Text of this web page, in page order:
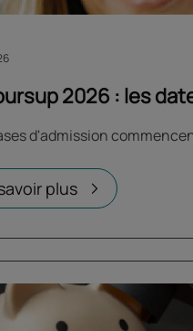
2026 : les
d'admission
plus